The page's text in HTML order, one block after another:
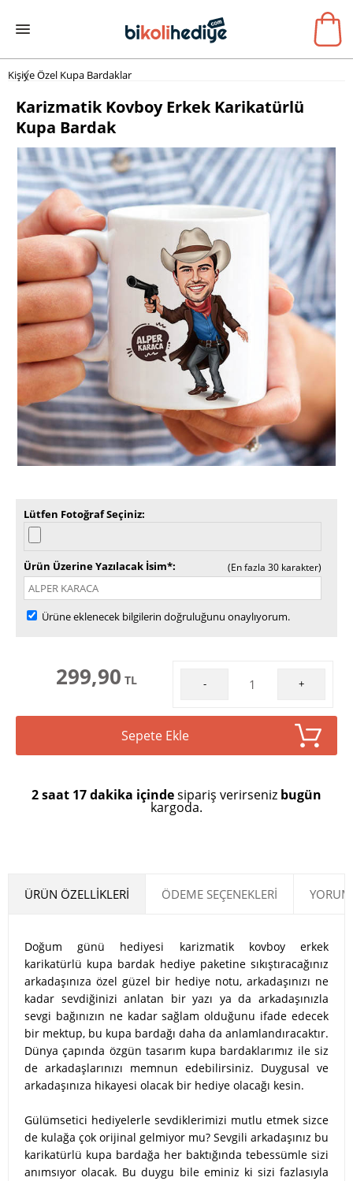
Kişiye Özel Kupa Bardaklar
Karizmatik Kovboy Erkek Karikatürlü
Kupa Bardak
Lütfen Fotoğraf Seçiniz
Ürün Üzerine Yazılacak İsim* (En fazla 30 karakter)
Ürüne eklenecek bilgilerin doğruluğunu onaylıyorum.
299,90 TL - +
Sepete Ekle
2 saat 17 dakika içindesipariş verirseniz bugün
kargoda.
ÜRÜN ÖZELLIKLERI ÖDEME SEÇENEKLERI
Doğum günü hediyesi karizmatik kovboy erkek
karikatürlü kupa bardak hediye paketine sıkıştıracağınız
arkadaşınıza özel güzel bir hediye notu, arkadaşınızı ne
kadar sevdiğinizi anlatan bir yazı ya da arkadaşınızla
sevgi bağınızın ne kadar sağlam olduğunu ifade edecek
bir mektup, bu kupa bardağı daha da anlamlandıracaktır.
Dünya çapında özgün tasarım kupa bardaklarımız ile siz
de arkadaşlarınızı memnun edebilirsiniz. Duygusal ve
arkadaşınıza hikayesi olacak bir hediye olacağı kesin.
Gülümsetici hediyelerle sevdiklerimizi mutlu etmek sizce
de kulağa çok orijinal gelmiyor mu? Sevgili arkadaşınız bu
karikatürlü kupa bardağa her baktığında tebessümle sizi
anımsıyor olacak. Bu duygu bile eminiz ki sizi fazlasıyla